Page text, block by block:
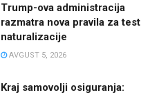
Trump-ova administracija
razmatra nova pravila za test
naturalizacije
AVGUST 5, 2026
Kraj samovolji osiguranja: